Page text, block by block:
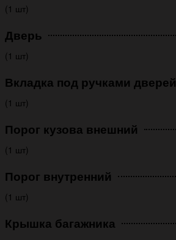
(1 шт)
Дверь
(1 шт)
Вкладка под ручками дверей
(1 шт)
Порог кузова внешний
(1 шт)
Порог внутренний
(1 шт)
Крышка багажника